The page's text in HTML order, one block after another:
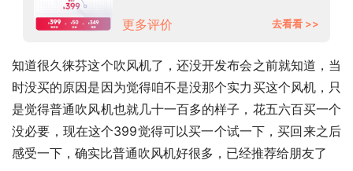
更多评价 去看看 >>
知道很久徕芬这个吹风机了，还没开发布会之前就知道，当
时没买的原因是因为觉得咱不是没那个实力买这个风机，只
是觉得普通吹风机也就几十一百多的样子，花五六百买一个
没必要，现在这个399觉得可以买一个试一下，买回来之后
感受一下，确实比普通吹风机好很多，已经推荐给朋友了